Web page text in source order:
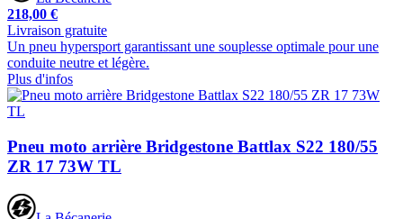
218,00 €
Livraison gratuite
Un pneu hypersport garantissant une souplesse optimale pour une
conduite neutre et légère.
Plus d'infos
Pneu moto arrière Bridgestone Battlax S22 180/55
ZR 17 73W TL